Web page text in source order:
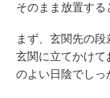
そのまま放置する
まず、玄関先の段
玄関に立てかけて
のよい日陰でしっ